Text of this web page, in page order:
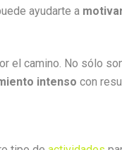
ayudarte a
el camino. No sólo
intenso con